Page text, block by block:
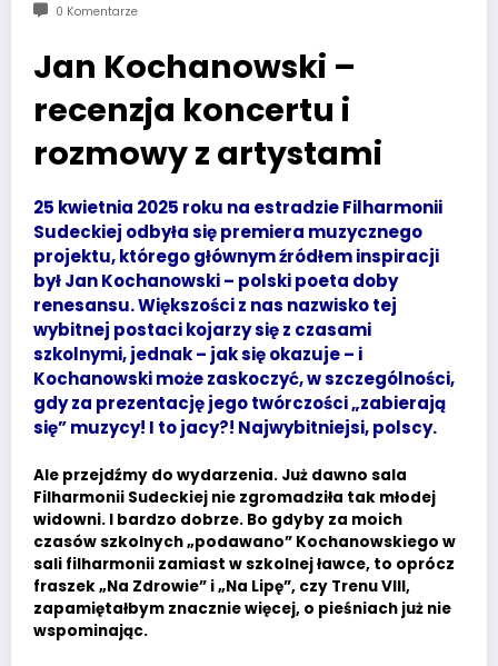
0 Komentarze
Jan Kochanowski –
recenzja koncertu i
rozmowy z artystami
25 kwietnia 2025 roku na estradzie Filharmonii
Sudeckiej odbyła się premiera muzycznego
projektu, którego głównym źródłem inspiracji
był Jan Kochanowski – polski poeta doby
renesansu. Większości z nas nazwisko tej
wybitnej postaci kojarzy się z czasami
szkolnymi, jednak – jak się okazuje – i
Kochanowski może zaskoczyć, w szczególności,
gdy za prezentację jego twórczości „zabierają
się” muzycy! I to jacy?! Najwybitniejsi, polscy.
Ale przejdźmy do wydarzenia. Już dawno sala
Filharmonii Sudeckiej nie zgromadziła tak młodej
widowni. I bardzo dobrze. Bo gdyby za moich
czasów szkolnych „podawano” Kochanowskiego w
sali filharmonii zamiast w szkolnej ławce, to oprócz
fraszek „Na Zdrowie” i „Na Lipę”, czy Trenu VIII,
zapamiętałbym znacznie więcej, o pieśniach już nie
wspominając.